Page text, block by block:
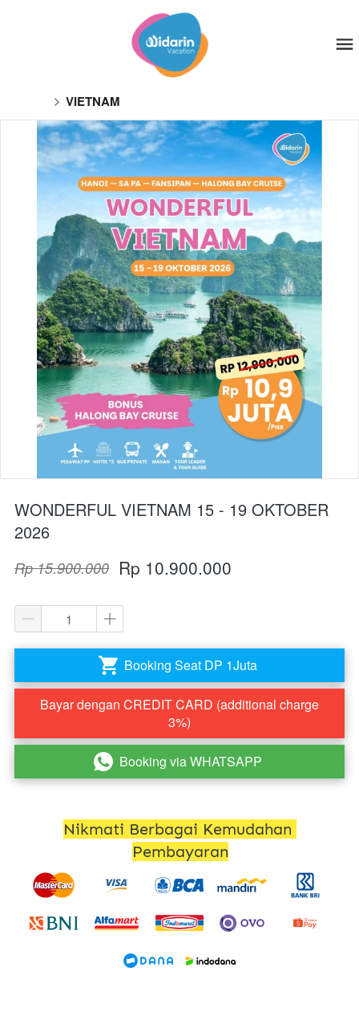
VIETNAM
WONDERFUL VIETNAM 15 - 19 OKTOBER
2026
Rp 15.900.000 Rp 10.900.000
` Booking Seat DP 1Juta
Bayar dengan CREDIT CARD (additional charge
3%)
` Booking via WHATSAPP
Nikmati Berbagai Kemudahan
Pembayaran